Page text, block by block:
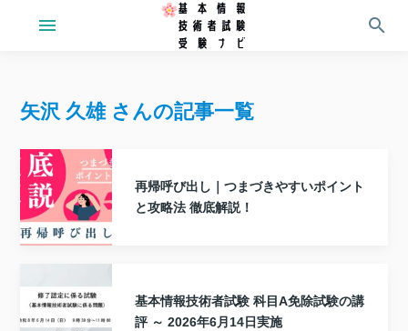
menu search
矢沢 久雄 さんの記事一覧
再帰呼び出し｜つまづきやすいポイント
と攻略法 徹底解説！
基本情報技術者試験 科目A免除試験の講
評 ～ 2026年6月14日実施